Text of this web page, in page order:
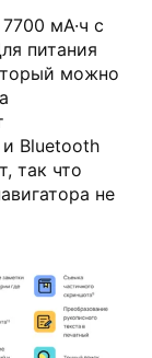
мА·ч с
питания
можно
и Bluetooth
так что
не